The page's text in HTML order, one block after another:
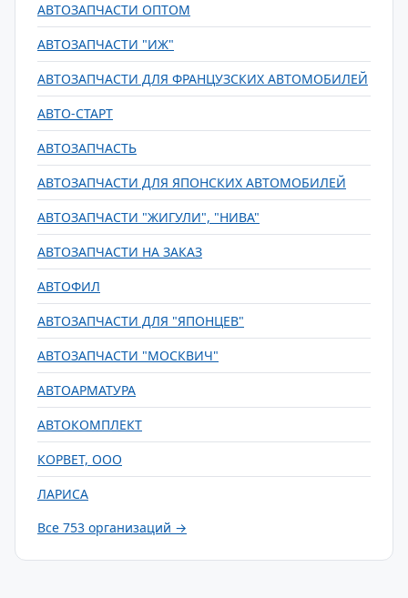
АВТОЗАПЧАСТИ ОПТОМ
АВТОЗАПЧАСТИ "ИЖ"
АВТОЗАПЧАСТИ ДЛЯ ФРАНЦУЗСКИХ АВТОМОБИЛЕЙ
АВТО-СТАРТ
АВТОЗАПЧАСТЬ
АВТОЗАПЧАСТИ ДЛЯ ЯПОНСКИХ АВТОМОБИЛЕЙ
АВТОЗАПЧАСТИ "ЖИГУЛИ", "НИВА"
АВТОЗАПЧАСТИ НА ЗАКАЗ
АВТОФИЛ
АВТОЗАПЧАСТИ ДЛЯ "ЯПОНЦЕВ"
АВТОЗАПЧАСТИ "МОСКВИЧ"
АВТОАРМАТУРА
АВТОКОМПЛЕКТ
КОРВЕТ, ООО
ЛАРИСА
Все 753 организаций →